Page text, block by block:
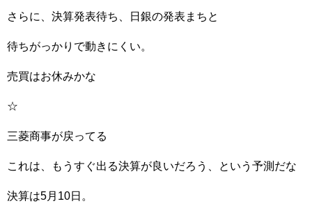
さらに、決算発表待ち、日銀の発表まちと
待ちがっかりで動きにくい。
売買はお休みかな
☆
三菱商事が戻ってる
これは、もうすぐ出る決算が良いだろう、という予測だな
決算は5月10日。